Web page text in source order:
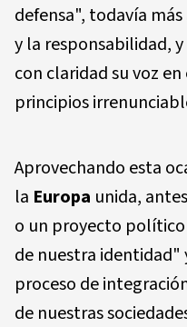
defensa", todavía
y la responsabilidad,
con claridad su voz
principios
Aprovechando esta
la Europa unida,
o un proyecto
de nuestra identidad"
proceso de
de nuestras